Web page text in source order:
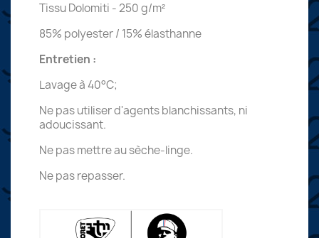
Tissu Dolomiti - 250 g/m²
85% polyester / 15% élasthanne
Entretien :
Lavage à 40°C;
Ne pas utiliser d'agents blanchissants, ni
adoucissant.
Ne pas mettre au sèche-linge.
Ne pas repasser.